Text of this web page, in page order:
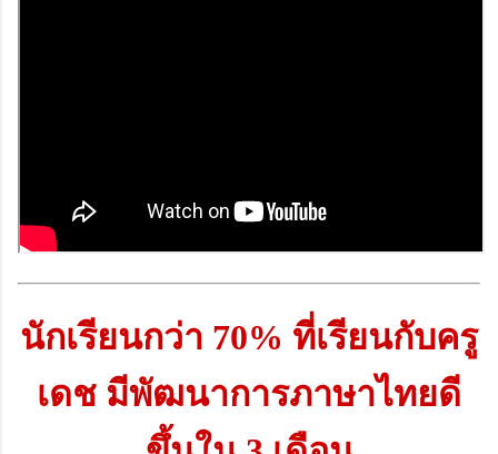
นักเรียนกว่า 70% ที่เรียนกับครู
เดช มีพัฒนาการภาษาไทยดี